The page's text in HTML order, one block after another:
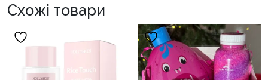
Схожі товари